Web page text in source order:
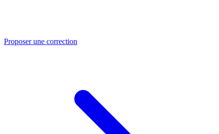
Proposer une correction